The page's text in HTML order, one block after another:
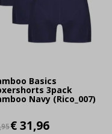
Basics
3pack
Navy (Rico_007)
€ 31,96